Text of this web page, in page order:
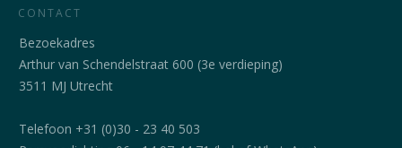
CONTACT
Bezoekadres
Arthur van Schendelstraat 600 (3e verdieping)
3511 MJ Utrecht
Telefoon +31 (0)30 - 23 40 503